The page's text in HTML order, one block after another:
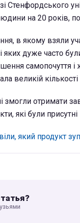
Стенфордського
на 20 років,
в якому взяли
яких дуже часто
самопочуття
великій
змогли отримати
які були
який продукт